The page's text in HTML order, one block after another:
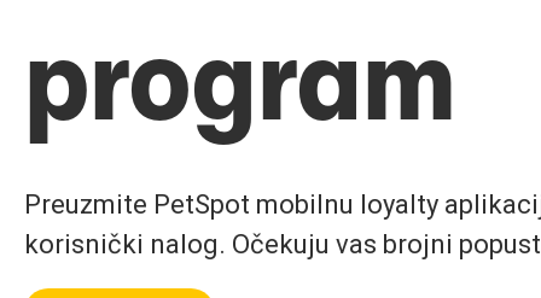
program
Preuzmite PetSpot mobilnu loyalty
korisnički nalog. Očekuju vas brojni